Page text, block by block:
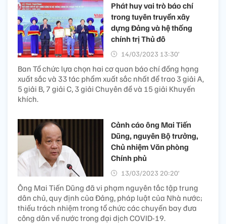
Phát huy vai trò báo chí
trong tuyên truyền xây
dựng Đảng và hệ thống
chính trị Thủ đô
14/03/2023 13:30’
Ban Tổ chức lựa chọn hai cơ quan báo chí đồng hạng
xuất sắc và 33 tác phẩm xuất sắc nhất để trao 3 giải A,
5 giải B, 7 giải C, 3 giải Chuyên đề và 15 giải Khuyến
khích.
Cảnh cáo ông Mai Tiến
Dũng, nguyên Bộ trưởng,
Chủ nhiệm Văn phòng
Chính phủ
13/03/2023 20:20’
Ông Mai Tiến Dũng đã vi phạm nguyên tắc tập trung
dân chủ, quy định của Đảng, pháp luật của Nhà nước;
thiếu trách nhiệm trong tổ chức các chuyến bay đưa
công dân về nước trong đại dịch COVID-19.